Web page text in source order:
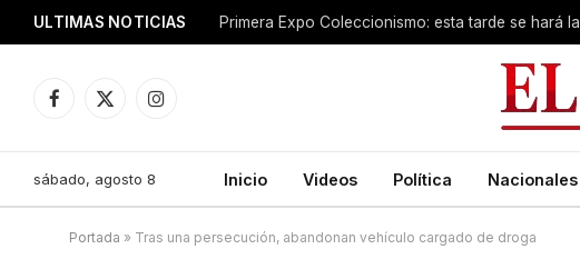
ULTIMAS NOTICIAS
Facebook
X
Instagram
sábado, agosto 8 Inicio Videos Política Nacionales
Portada » Tras una persecución, abandonan vehículo cargado de droga